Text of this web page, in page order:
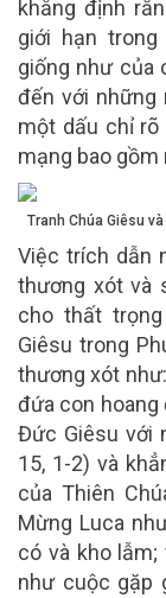
khẳng định
giới hạn
giống như của
đến với những
một dấu chỉ
mạng bao gồm
Tranh Chúa Giêsu
Việc trích dẫn
thương xót và
cho thất
Giêsu trong
thương xót
đứa con
Đức Giêsu với
15, 1-2) và
của Thiên
Mừng Luca
có và kho lẫm;
như cuộc gặp